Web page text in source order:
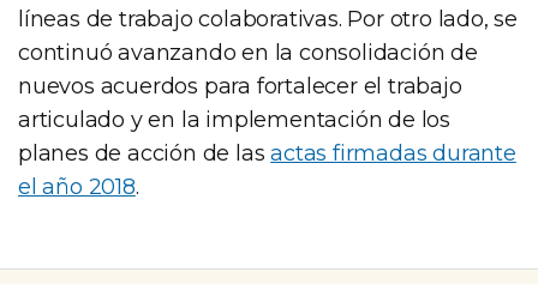
líneas de trabajo colaborativas. Por otro lado, se
continuó avanzando en la consolidación de
nuevos acuerdos para fortalecer el trabajo
articulado y en la implementación de los
planes de acción de lasactas firmadas durante
el año 2018.